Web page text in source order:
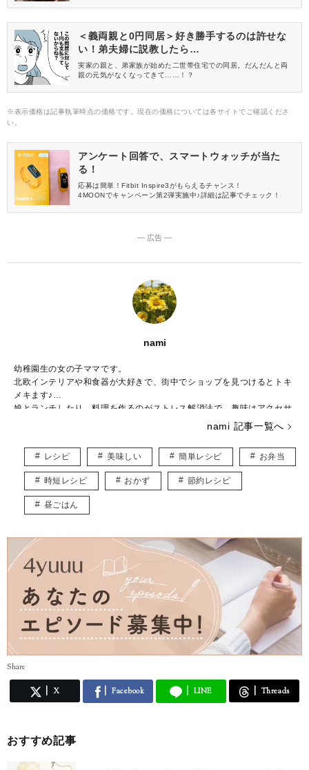
やメインにも使えるおかずや、お酒のおつまみにもぴったりなレ
＜義両親と0円同居＞好き勝手するのは許せな
い！弟夫婦に説教したら…
実家の親と、弟家族が始めた二世帯住宅での同居。だんだんと両
親の元気がなくなってきて……！？
※表示価格は記事執筆時点の価格です。現在の価格については各サイトでご確認くださ
い。
アンケート回答で、スマートウォッチが当た
る！
応募は簡単！Fitbit Inspire3がもらえるチャンス！
4MOONでキャンペーン第2弾実施中♪詳細は記事でチェック！
― 広告 ―
nami
幼稚園生の女の子ママです。
北欧インテリアや和食器が大好きで、街中でショップを見つけるとトキ
メキます♪
娘とランチしたり、料理を作るのがストレス解消法で、趣味はアクセサ
子ども用やペット用のアクセサリーを販売しつつ、いつかは大型犬と一
緒に暮らしたいなぁと夢見ています。
皆様に役立つ情報を、楽しくお届けしていけたらと思います♡
nami 記事一覧へ
レシピ 美味しい 簡単レシピ お弁当
時短レシピ おかず 節約レシピ
昼ごはん
Share
X Facebook LINE Threads
おすすめ記事